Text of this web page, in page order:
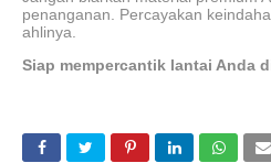
penanganan. Percayakan
ahlinya.
Siap mempercantik lantai Anda